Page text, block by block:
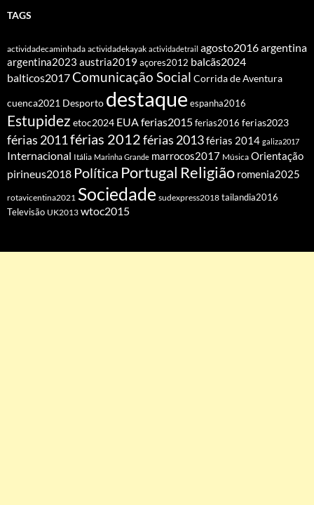
TAGS
actividadecaminhada actividadekayak actividadetrail agosto2016argentina
argentina2023 austria2019 açores2012 balcãs2024
balticos2017Comunicação Social Corrida de Aventura
cuenca2021 Desporto destaque espanha2016
Estupidez etoc2024 EUAferias2015ferias2016 ferias2023
férias 2011férias 2012férias 2013férias 2014 galiza2017
Internacional Itália Marinha Grande marrocos2017 Música Orientação
pirineus2018 Política Portugal Religião romenia2025
rotavicentina2021 Sociedade sudexpress2018 tailandia2016
Televisão UK2013 wtoc2015